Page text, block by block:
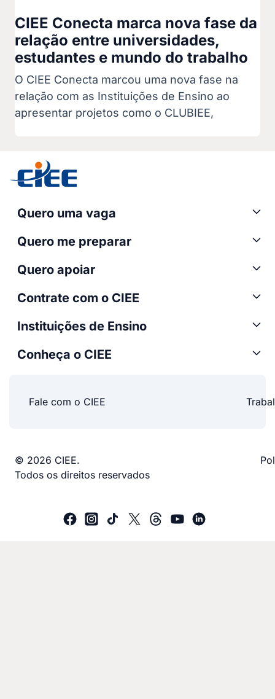
CIEE Conecta marca nova fase da
relação entre universidades,
estudantes e mundo do trabalho
O CIEE Conecta marcou uma nova fase na
relação com as Instituições de Ensino ao
apresentar projetos como o CLUBIEE,
Quero uma vaga
Quero me preparar
Quero apoiar
Contrate com o CIEE
Instituições de Ensino
Conheça o CIEE
Fale com o CIEE
© 2026 CIEE.
Todos os direitos reservados